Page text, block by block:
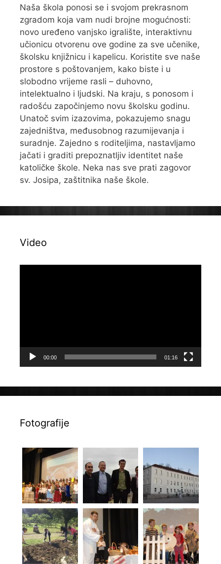
Naša škola ponosi se i svojom prekrasnom
zgradom koja vam nudi brojne mogućnosti:
novo uređeno vanjsko igralište, interaktivnu
učionicu otvorenu ove godine za sve učenike,
školsku knjižnicu i kapelicu. Koristite sve naše
prostore s poštovanjem, kako biste i u
slobodno vrijeme rasli – duhovno,
intelektualno i ljudski. Na kraju, s ponosom i
radošću započinjemo novu školsku godinu.
Unatoč svim izazovima, pokazujemo snagu
zajedništva, međusobnog razumijevanja i
suradnje. Zajedno s roditeljima, nastavljamo
jačati i graditi prepoznatljiv identitet naše
katoličke škole. Neka nas sve prati zagovor
sv. Josipa, zaštitnika naše škole.
Video
00:00 01:16
Fotografije